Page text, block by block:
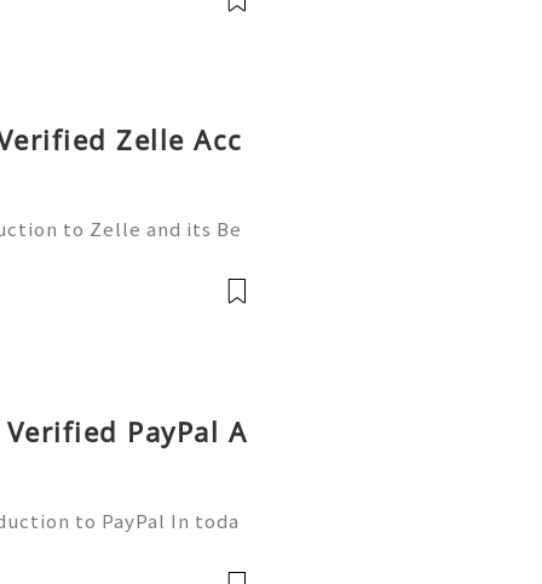
Zelle Acc
to Zelle and its Be
essential. Enter Zelle—
PayPal A
to PayPal In toda
of the leading platfor